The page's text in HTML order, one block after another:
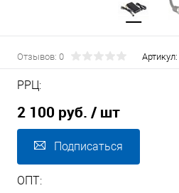
Отзывов: 0 Артикул:
РРЦ:
2 100 руб. / шт
Подписаться
ОПТ: